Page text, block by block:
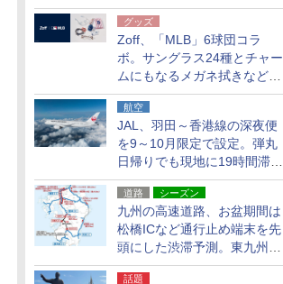
分、えきねっと限定
グッズ
Zoff、「MLB」6球団コラ
ボ。サングラス24種とチャー
ムにもなるメガネ拭きなど雑
貨24種
航空
JAL、羽田～香港線の深夜便
を9～10月限定で設定。弾丸
日帰りでも現地に19時間滞在
できる
道路 シーズン
九州の高速道路、お盆期間は
松橋ICなど通行止め端末を先
頭にした渋滞予測。東九州道
への迂回は料金調整を実施
話題